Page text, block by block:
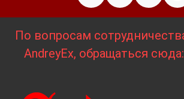
По вопросам
AndreyEx, обращаться сюда: